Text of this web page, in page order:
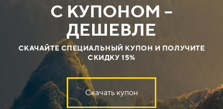
C КУПОНОМ –
ДЕШЕВЛЕ
СКАЧАЙТЕ СПЕЦИАЛЬНЫЙ КУПОН И ПОЛУЧИТЕ
СКИДКУ 15%
Скачать купон